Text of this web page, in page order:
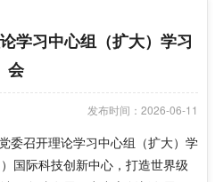
学习中心组（扩大）学习
会
发布时间：2026-06-11
委召开理论学习中心组（扩大）学
国际科技创新中心，打造世界级